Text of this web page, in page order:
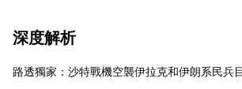
深度解析
路透獨家：沙特戰機空襲伊拉克和伊朗系民兵